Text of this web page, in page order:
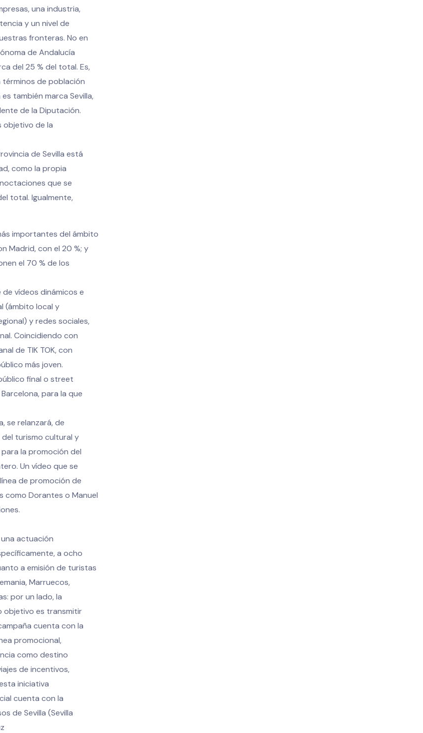
una industria,
y un nivel de
fronteras. No en
de Andalucía
del 25 % del total. Es,
términos de población
también marca Sevilla,
de la Diputación.
objetivo de la
de Sevilla está
como la propia
que se
total. Igualmente,
importantes del ámbito
Madrid, con el 20 %; y
el 70 % de los
vídeos dinámicos e
(ámbito local y
y redes sociales,
Coincidiendo con
de TIK TOK, con
más joven.
final o street
para la que
se relanzará, de
turismo cultural y
para la promoción del
Un vídeo que se
de promoción de
como Dorantes o Manuel
actuación
a ocho
a emisión de turistas
Marruecos,
por un lado, la
objetivo es transmitir
cuenta con la
promocional,
como destino
de incentivos,
iniciativa
cuenta con la
de Sevilla (Sevilla